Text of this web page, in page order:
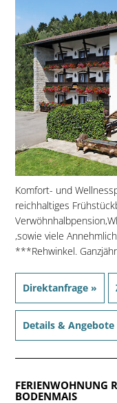
Komfort- und
reichhaltiges
,sowie viele
***Rehwinkel.
Direktanfrage »
Details & Angebote
FERIENWOHNUNG
BODENMAIS